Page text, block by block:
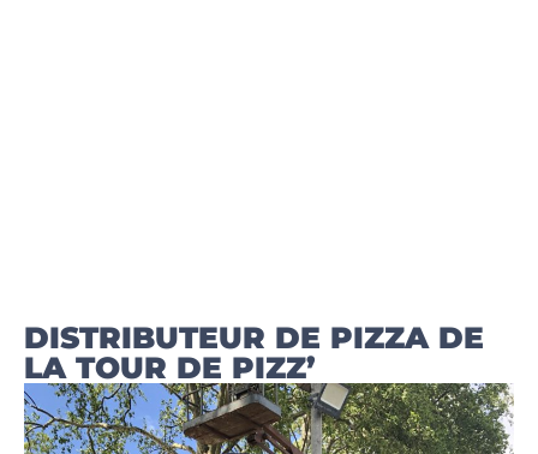
DISTRIBUTEUR DE PIZZA DE
LA TOUR DE PIZZ’